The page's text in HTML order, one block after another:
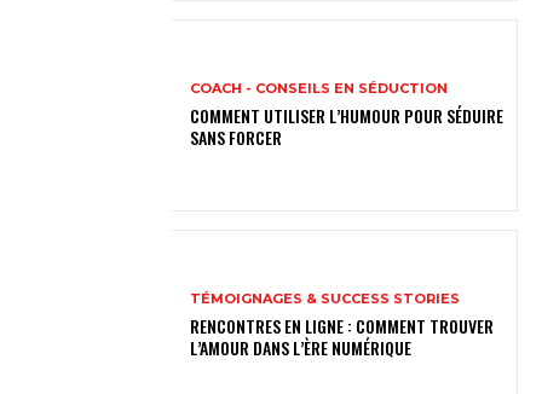
COACH - CONSEILS EN SÉDUCTION
COMMENT UTILISER L’HUMOUR POUR SÉDUIRE
SANS FORCER
TÉMOIGNAGES & SUCCESS STORIES
RENCONTRES EN LIGNE : COMMENT TROUVER
L’AMOUR DANS L’ÈRE NUMÉRIQUE